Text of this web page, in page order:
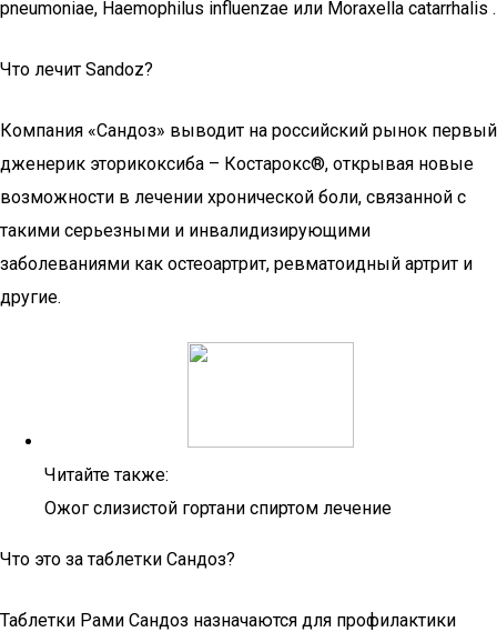
pneumoniae, Haemophilus influenzae или Moraxella catarrhalis .
Что лечит Sandoz?
Компания «Сандоз» выводит на российский рынок первый
дженерик эторикоксиба – Костарокс®, открывая новые
возможности в лечении хронической боли, связанной с
такими серьезными и инвалидизирующими
заболеваниями как остеоартрит, ревматоидный артрит и
другие.
Читайте также:
Ожог слизистой гортани спиртом лечение
Что это за таблетки Сандоз?
Таблетки Рами Сандоз назначаются для профилактики